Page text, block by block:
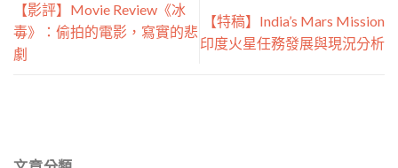
【影評】Movie Review《冰
毒》：偷拍的電影，寫實的悲
劇
【特稿】India’s Mars Mission
印度火星任務發展與現況分析